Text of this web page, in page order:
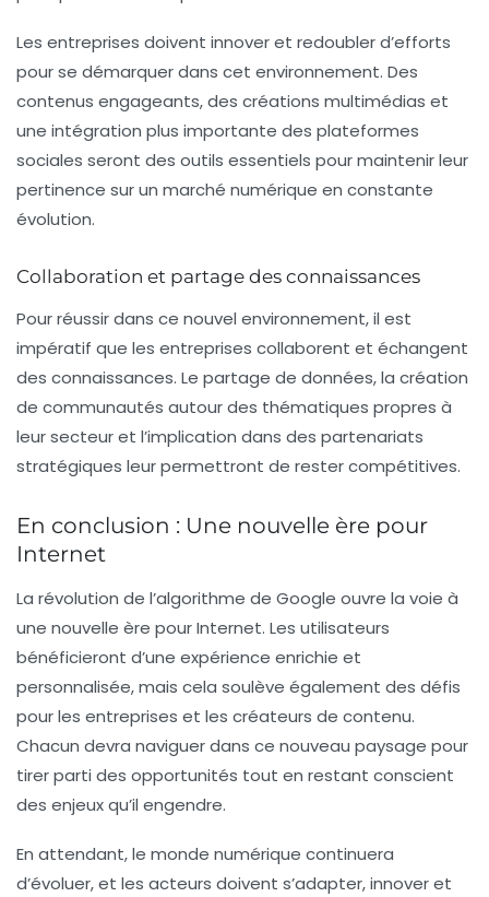
Les entreprises doivent innover et redoubler d’efforts
pour se démarquer dans cet environnement. Des
contenus engageants, des créations multimédias et
une intégration plus importante des plateformes
sociales seront des outils essentiels pour maintenir leur
pertinence sur un marché numérique en constante
évolution.
Collaboration et partage des connaissances
Pour réussir dans ce nouvel environnement, il est
impératif que les entreprises collaborent et échangent
des connaissances. Le partage de données, la création
de communautés autour des thématiques propres à
leur secteur et l’implication dans des partenariats
stratégiques leur permettront de rester compétitives.
En conclusion : Une nouvelle ère pour
Internet
La révolution de l’algorithme de Google ouvre la voie à
une nouvelle ère pour Internet. Les utilisateurs
bénéficieront d’une expérience enrichie et
personnalisée, mais cela soulève également des défis
pour les entreprises et les créateurs de contenu.
Chacun devra naviguer dans ce nouveau paysage pour
tirer parti des opportunités tout en restant conscient
des enjeux qu’il engendre.
En attendant, le monde numérique continuera
d’évoluer, et les acteurs doivent s’adapter, innover et